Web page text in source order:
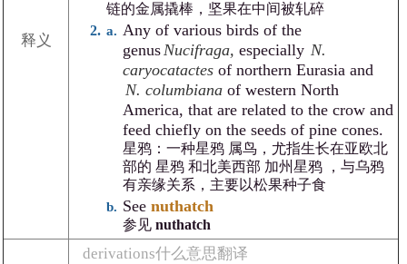
释义
链的金属撬棒，坚果在中间被轧碎
Any of various birds of the
genusNucifraga, especially N.
caryocatactesof northern Eurasia and
N. columbianaof western North
America, that are related to the crow and
feed chiefly on the seeds of pine cones.
星鸦：一种星鸦 属鸟，尤指生长在亚欧北
部的 星鸦 和北美西部 加州星鸦 ，与乌鸦
有亲缘关系，主要以松果种子食
See nuthatch
参见 nuthatch
derivations什么意思翻译